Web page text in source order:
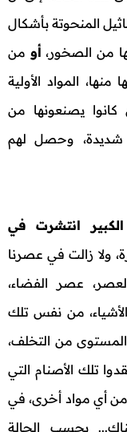
المنحوتة بأشكال
من الصخور، أومن
المواد الأولية
يصنعونها من
شديدة، وحصل لهم
انتشرت في
ولا زالت في عصرنا
عصر الفضاء،
الأشياء، من نفس تلك
من التخلف،
تلك الأصنام التي
أي مواد أخرى، في
بحسب الحالة